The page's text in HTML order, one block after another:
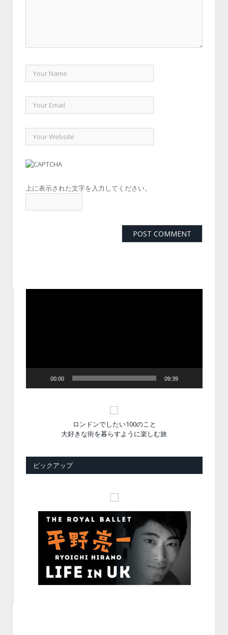
上に表示された文字を入力してください。
00:00 09:39
ロンドンでしたい100のこと
大好きな街を暮らすように楽しむ旅
ピックアップ